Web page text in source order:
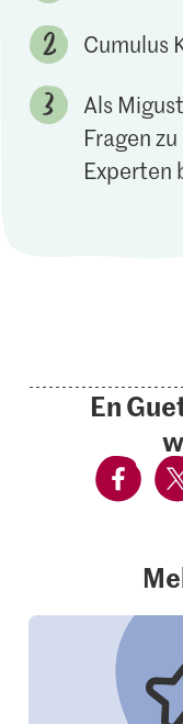
Cumulus
Als
Fragen
Experten
En